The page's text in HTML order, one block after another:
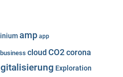
amp app
business cloud CO2 corona
Exploration